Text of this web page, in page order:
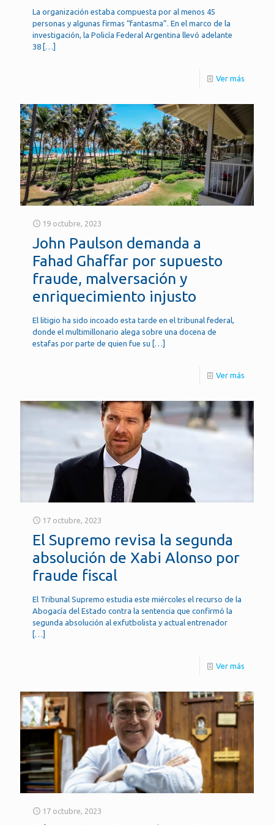
La organización estaba compuesta por al menos 45
personas y algunas firmas “fantasma”. En el marco de la
investigación, la Policía Federal Argentina llevó adelante
38 […]
Ver más
19 octubre, 2023
John Paulson demanda a
Fahad Ghaffar por supuesto
fraude, malversación y
enriquecimiento injusto
El litigio ha sido incoado esta tarde en el tribunal federal,
donde el multimillonario alega sobre una docena de
estafas por parte de quien fue su […]
Ver más
17 octubre, 2023
El Supremo revisa la segunda
absolución de Xabi Alonso por
fraude fiscal
El Tribunal Supremo estudia este miércoles el recurso de la
Abogacía del Estado contra la sentencia que confirmó la
segunda absolución al exfutbolista y actual entrenador
[…]
Ver más
17 octubre, 2023